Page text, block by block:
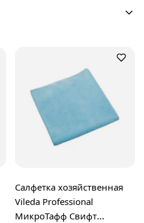
Салфетка хозяйственная
Vileda Professional
МикроТафф Свифт